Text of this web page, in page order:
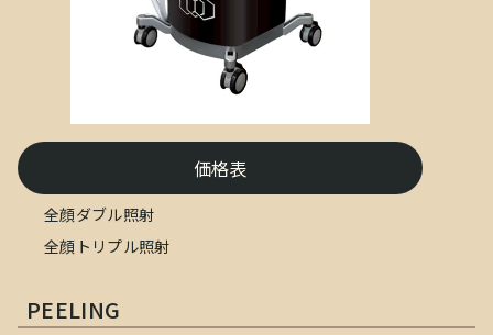
価格表
全顔ダブル照射
全顔トリプル照射
PEELING